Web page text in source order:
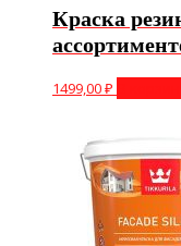
Краска
1499,00₽